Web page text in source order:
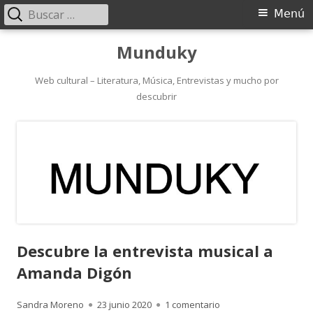
contenido
Munduky
Web cultural – Literatura, Música, Entrevistas y mucho por
descubrir
Menú
Menú
Buscar:
Descubre la entrevista musical a
Amanda Digón
Autor
Sandra Moreno
Publicado
23 junio 2020 1 comentario